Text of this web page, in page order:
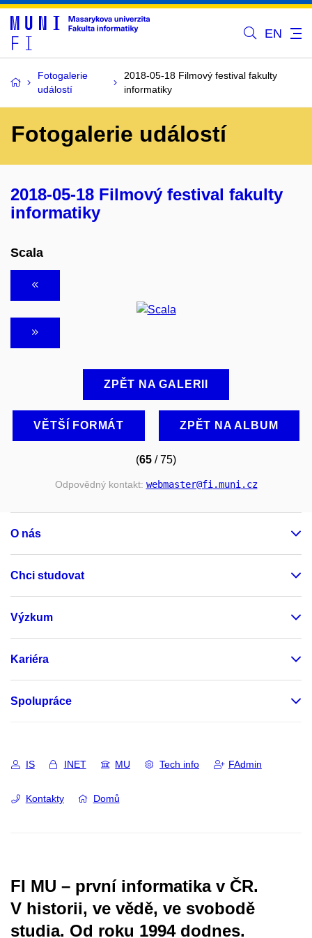
EN
Fotogalerie
událostí
2018-05-18 Filmový festival fakulty
informatiky
Fotogalerie událostí
2018-05-18 Filmový festival fakulty
informatiky
Scala
ZPĚT NA GALERII
VĚTŠÍ FORMÁT ZPĚT NA ALBUM
(65 / 75)
Odpovědný kontakt: webmaster@fi.muni.cz
O nás
Chci studovat
Výzkum
Kariéra
Spolupráce
IS INET MU Tech info FAdmin
Kontakty Domů
FI MU – první informatika v ČR.
V historii, ve vědě, ve svobodě
studia. Od roku 1994 dodnes.